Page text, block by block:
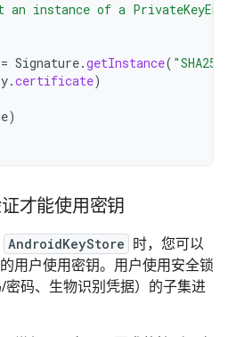
an instance of a
= Signature.getInstance(
.certificate)
)
才能使用密钥
AndroidKeyStore 时，您可以
用户使用密钥。用户使用安全锁
码、生物识别凭据）的子集进